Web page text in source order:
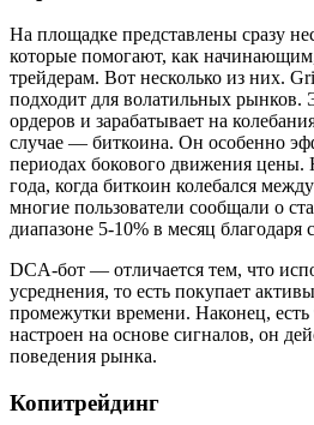
На площадке представлены сразу
которые помогают, как
трейдерам. Вот несколько из них.
подходит для волатильных рынков.
ордеров и зарабатывает на
случае — биткоина. Он особенно
периодах бокового движения цены.
года, когда биткоин колебался
многие пользователи сообщали о
диапазоне 5-10% в месяц благодаря
DCA-бот — отличается тем, что
усреднения, то есть покупает
промежутки времени. Наконец, есть
настроен на основе сигналов, он
поведения рынка.
Копитрейдинг